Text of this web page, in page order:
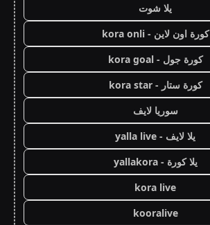
يلا شوت
كورة اون لاين - kora onli
كورة جول - kora goal
كورة ستار - kora star
سوريا لايف
يلا لايف - yalla live
يلا كورة - yallakora
kora live
kooralive